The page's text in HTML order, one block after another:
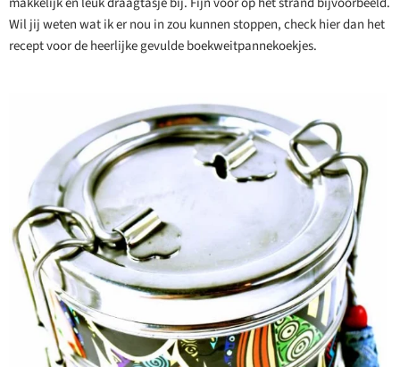
Wil jij weten wat ik er nou in zou kunnen stoppen, check hier dan het
recept voor de heerlijke gevulde boekweitpannekoekjes.